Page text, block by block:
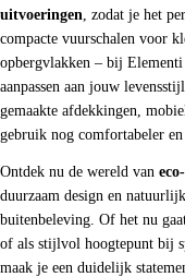
uitvoeringen , zodat je het
compacte vuurschalen voor
opbergvlakken – bij
aanpassen aan jouw
gemaakte afdekkingen,
gebruik nog comfortabeler
Ontdek nu de wereld van
duurzaam design en
buitenbeleving. Of het nu
of als stijlvol hoogtepunt bij
maak je een duidelijk